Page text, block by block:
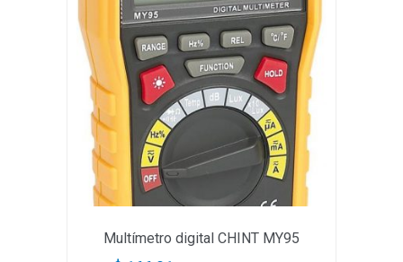
Multímetro digital CHINT MY95